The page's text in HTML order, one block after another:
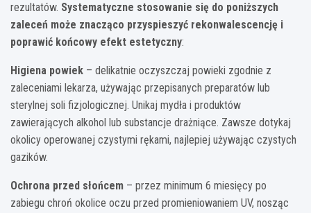
rezultatów. Systematyczne stosowanie się do poniższych
zaleceń może znacząco przyspieszyć rekonwalescencję i
poprawić końcowy efekt estetyczny:
Higiena powiek – delikatnie oczyszczaj powieki zgodnie z
zaleceniami lekarza, używając przepisanych preparatów lub
sterylnej soli fizjologicznej. Unikaj mydła i produktów
zawierających alkohol lub substancje drażniące. Zawsze dotykaj
okolicy operowanej czystymi rękami, najlepiej używając czystych
gazików.
Ochrona przed słońcem – przez minimum 6 miesięcy po
zabiegu chroń okolice oczu przed promieniowaniem UV, nosząc